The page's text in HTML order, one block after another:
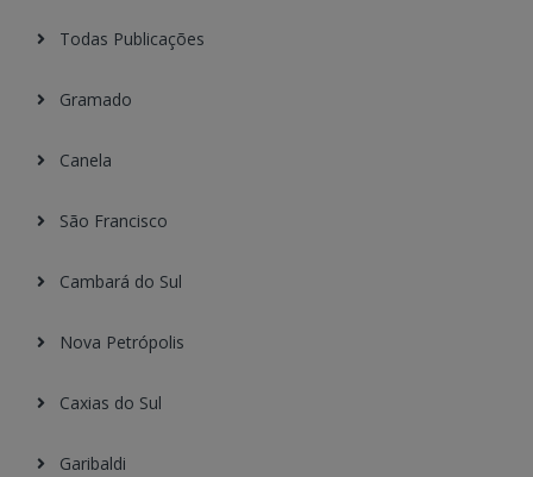
Todas Publicações
Gramado
Canela
São Francisco
Cambará do Sul
Nova Petrópolis
Caxias do Sul
Garibaldi